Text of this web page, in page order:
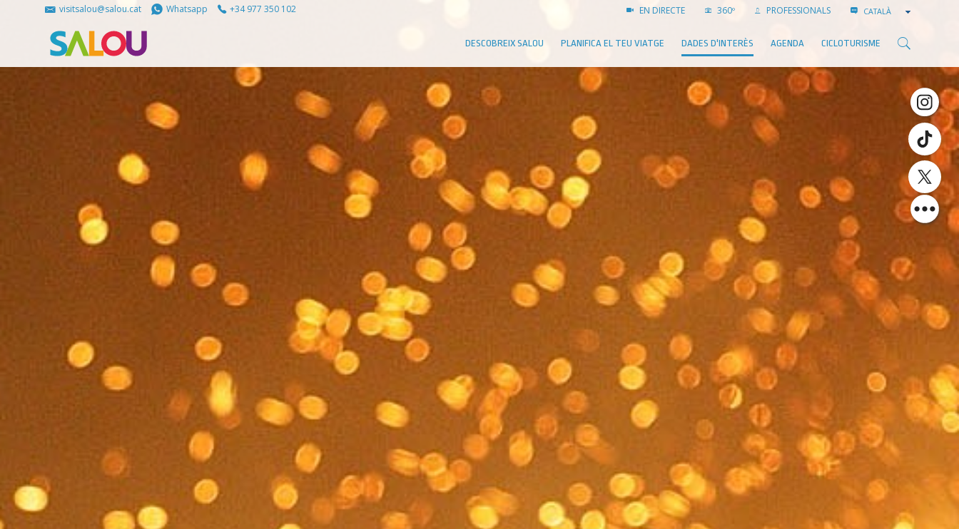
visitsalou@salou.cat Whatsapp +34 977 350 102 EN DIRECTE 360º PROFESSIONALS CATALÀ
DESCOBREIX SALOU PLANIFICA EL TEU VIATGE DADES D'INTERÈS AGENDA CICLOTURISME